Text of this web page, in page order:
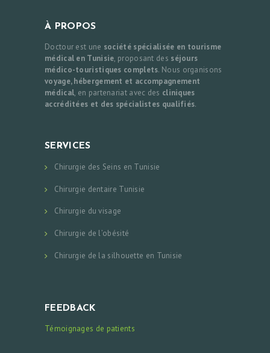
À PROPOS
Doctour est une société spécialisée en tourisme
médical en Tunisie, proposant des séjours
médico-touristiques complets. Nous organisons
voyage, hébergement et accompagnement
médical, en partenariat avec des cliniques
accréditées et des spécialistes qualifiés.
SERVICES
Chirurgie des Seins en Tunisie
Chirurgie dentaire Tunisie
Chirurgie du visage
Chirurgie de l’obésité
Chirurgie de la silhouette en Tunisie
FEEDBACK
Témoignages de patients